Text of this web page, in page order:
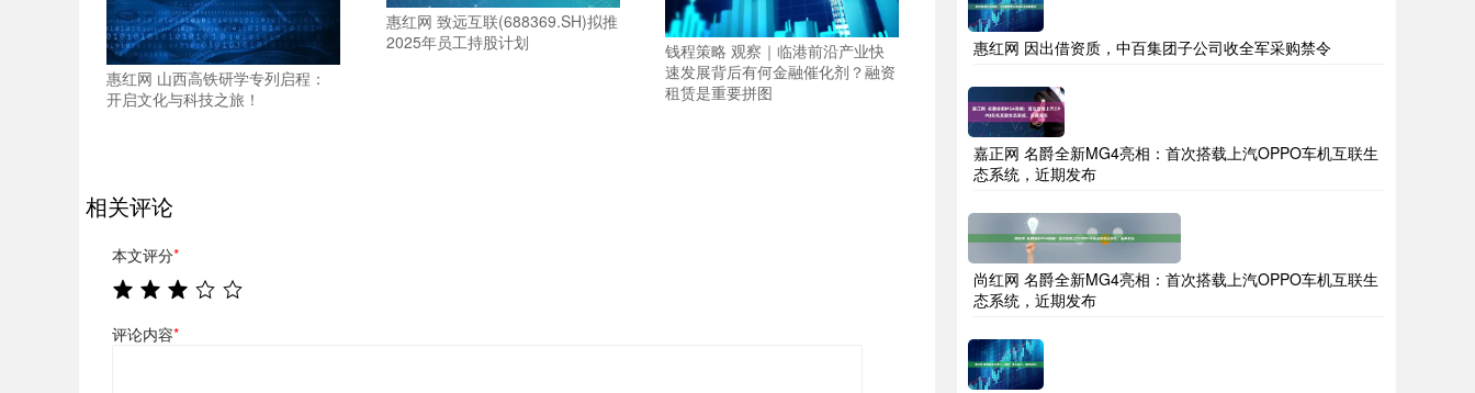
惠红网 山西高铁研学专列启程：
开启文化与科技之旅！
惠红网 致远互联(688369.SH)拟推
2025年员工持股计划
钱程策略 观察｜临港前沿产业快
速发展背后有何金融催化剂？融资
租赁是重要拼图
相关评论
本文评分*
评论内容*
惠红网 因出借资质，中百集团子公司收全军采购禁令
嘉正网 名爵全新MG4亮相：首次搭载上汽OPPO车机互联生
态系统，近期发布
尚红网 名爵全新MG4亮相：首次搭载上汽OPPO车机互联生
态系统，近期发布